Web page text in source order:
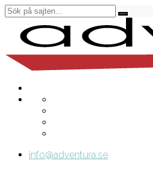
info@adventura.se